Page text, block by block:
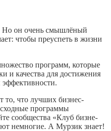
Но он очень смышлёный
чтобы преуспеть в жизни
программ, которые
и качества для достижения
то, что лучших бизнес-
программы
сообщества «Клуб бизне-
немногие. А Мурзик знает!